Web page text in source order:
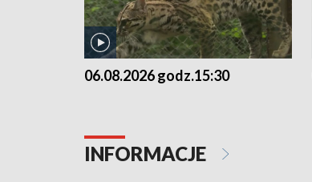
06.08.2026 godz.15:30
INFORMACJE